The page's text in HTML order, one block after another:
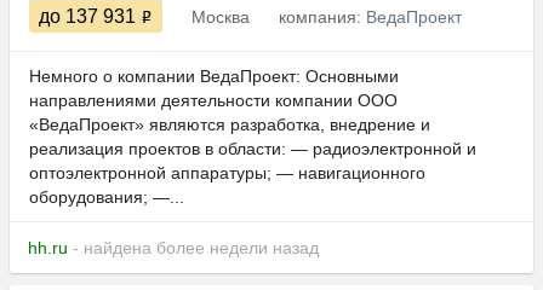
до 137 931 Москва компания: ВедаПроект
Немного о компании ВедаПроект: Основными
направлениями деятельности компании ООО
«ВедаПроект» являются разработка, внедрение и
реализация проектов в области: — радиоэлектронной и
оптоэлектронной аппаратуры; — навигационного
оборудования; —...
hh.ru - найдена более недели назад